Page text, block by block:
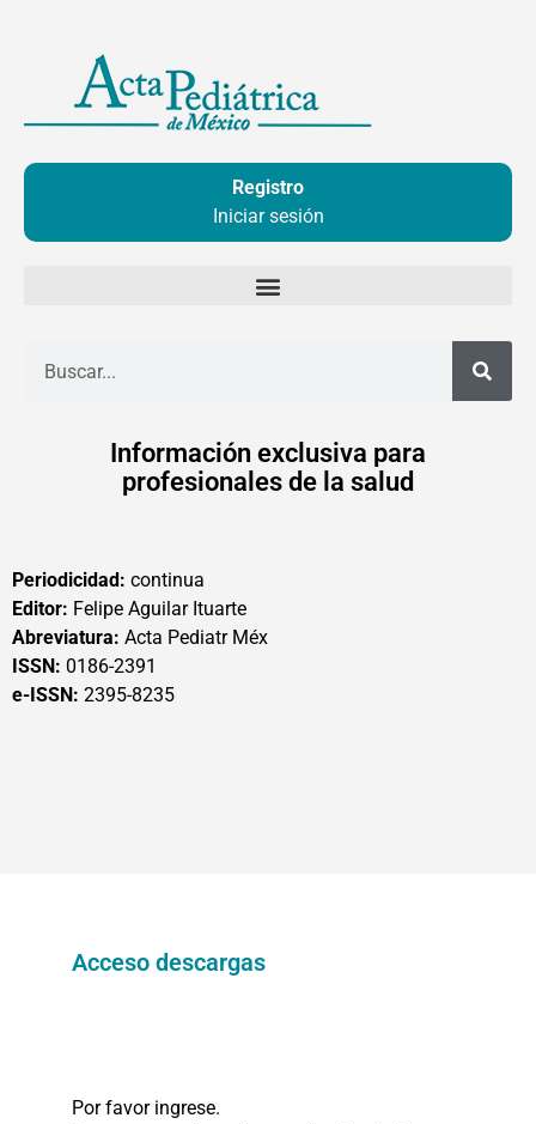
contenido
Registro
Iniciar sesión
Información exclusiva para
profesionales de la salud
Periodicidad: continua
Editor: Felipe Aguilar Ituarte
Abreviatura: Acta Pediatr Méx
ISSN: 0186-2391
e-ISSN: 2395-8235
Acceso descargas
Por favor ingrese.